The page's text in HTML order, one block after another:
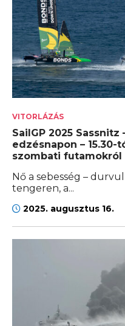
VITORLÁZÁS
SailGP 2025 Sassnitz
edzésnapon –
szombati futamokról
Nő a sebesség –
tengeren, a...
2025. augusztus 16.